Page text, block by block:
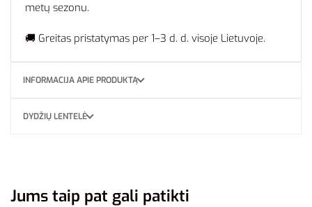
metų sezonu.
🚚 Greitas pristatymas per 1–3 d. d. visoje Lietuvoje.
INFORMACIJA APIE PRODUKTĄ
DYDŽIŲ LENTELĖ
Jums taip pat gali patikti